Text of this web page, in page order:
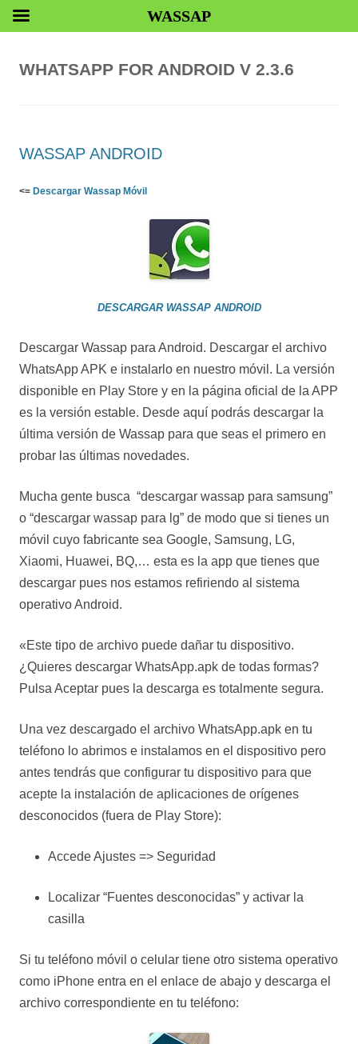
WHATSAPP FOR ANDROID V 2.3.6
WASSAP ANDROID
<= Descargar Wassap Móvil
DESCARGAR WASSAP ANDROID
Descargar Wassap para Android. Descargar el archivo
WhatsApp APK e instalarlo en nuestro móvil. La versión
disponible en Play Store y en la página oficial de la APP
es la versión estable. Desde aquí podrás descargar la
última versión de Wassap para que seas el primero en
probar las últimas novedades.
Mucha gente busca “descargar wassap para samsung”
o “descargar wassap para lg” de modo que si tienes un
móvil cuyo fabricante sea Google, Samsung, LG,
Xiaomi, Huawei, BQ,… esta es la app que tienes que
descargar pues nos estamos refiriendo al sistema
operativo Android.
«Este tipo de archivo puede dañar tu dispositivo.
¿Quieres descargar WhatsApp.apk de todas formas?
Pulsa Aceptar pues la descarga es totalmente segura.
Una vez descargado el archivo WhatsApp.apk en tu
teléfono lo abrimos e instalamos en el dispositivo pero
antes tendrás que configurar tu dispositivo para que
acepte la instalación de aplicaciones de orígenes
desconocidos (fuera de Play Store):
Accede Ajustes => Seguridad
Localizar “Fuentes desconocidas” y activar la
casilla
Si tu teléfono móvil o celular tiene otro sistema operativo
como iPhone entra en el enlace de abajo y descarga el
archivo correspondiente en tu teléfono:
WASSAP